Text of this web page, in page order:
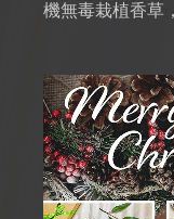
機無毒栽植香草
具健康概念的
材。